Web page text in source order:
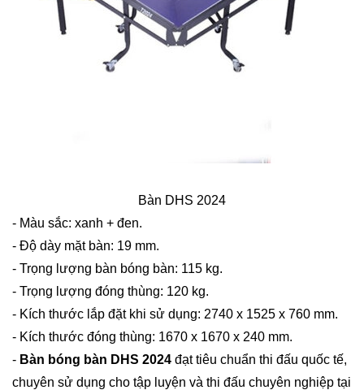
Bàn DHS 2024
- Màu sắc: xanh + đen.
- Độ dày mặt bàn: 19 mm.
- Trọng lượng bàn bóng bàn: 115 kg.
- Trọng lượng đóng thùng: 120 kg.
- Kích thước lắp đặt khi sử dụng: 2740 x 1525 x 760 mm.
- Kích thước đóng thùng: 1670 x 1670 x 240 mm.
- Bàn bóng bàn DHS 2024 đạt tiêu chuẩn thi đấu quốc tế,
chuyên sử dụng cho tập luyện và thi đấu chuyên nghiệp tại